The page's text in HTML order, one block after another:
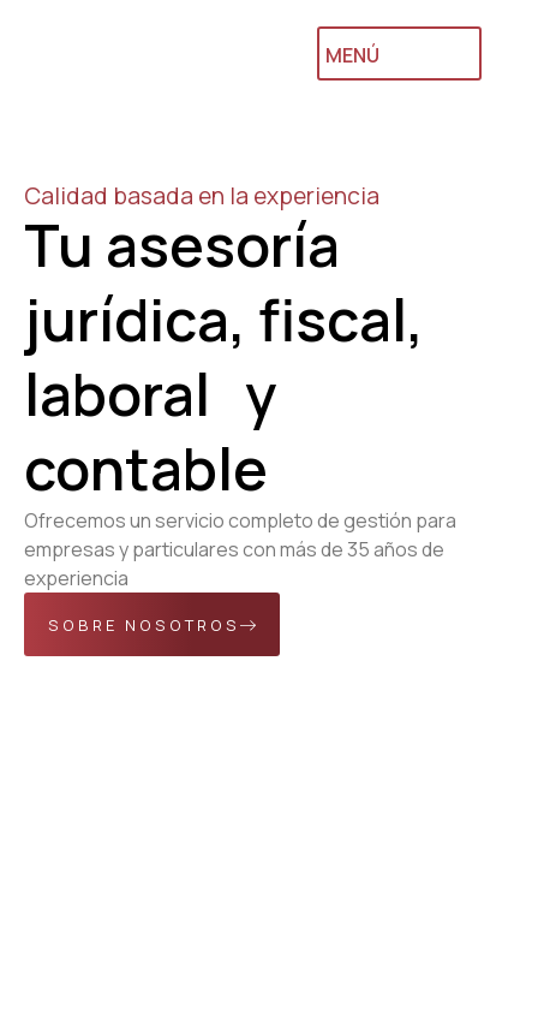
MENÚ
Calidad basada en la experiencia
Tu asesoría
jurídica, fiscal,
laboral y
contable
Ofrecemos un servicio completo de gestión para
empresas y particulares con más de 35 años de
experiencia
SOBRE NOSOTROS